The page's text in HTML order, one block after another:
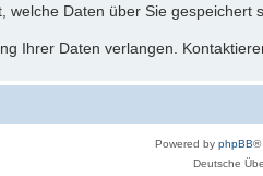
Daten über Sie gespeichert
Ihrer Daten verlangen.
Powered by phpBB®
Deutsche